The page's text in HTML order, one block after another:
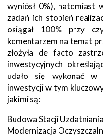
wyniósł 0%), natomiast
zadań ich stopień
osiągał 100% przy
komentarzem na temat
złożyła de facto
inwestycyjnych
udało się wykonać w
inwestycji w tym
jakimi są:
Budowa Stacji
Modernizacja